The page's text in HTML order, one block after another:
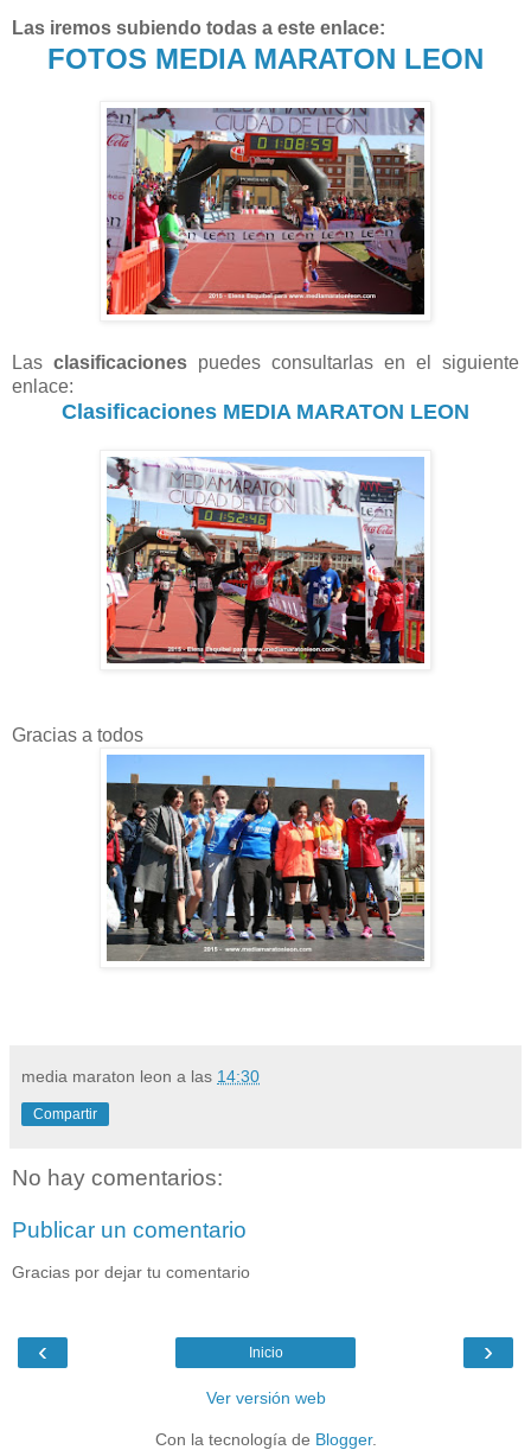
Las iremos subiendo todas a este enlace:
FOTOS MEDIA MARATON LEON
Las clasificaciones puedes consultarlas en el siguiente
enlace:
Clasificaciones MEDIA MARATON LEON
Gracias a todos
media maraton leon a las 14:30
Compartir
No hay comentarios:
Publicar un comentario
Gracias por dejar tu comentario
‹ ›
Inicio
Ver versión web
Con la tecnología de Blogger.